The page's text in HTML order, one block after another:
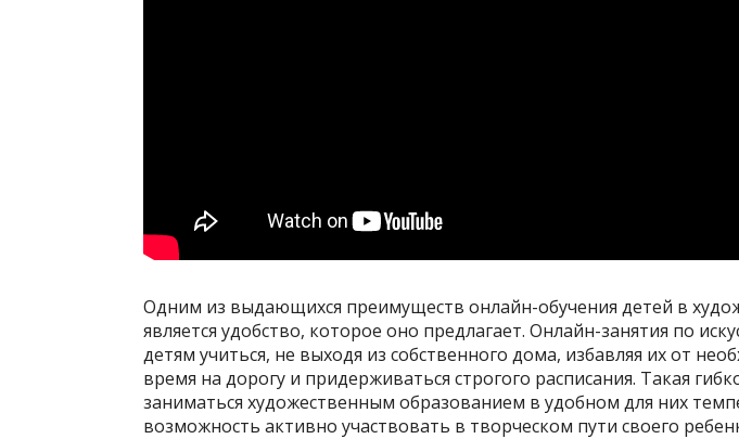
Одним из выдающихся преимуществ онлайн-обучения детей в
является удобство, которое оно предлагает. Онлайн-занятия по
детям учиться, не выходя из собственного дома, избавляя их от
время на дорогу и придерживаться строгого расписания. Такая
заниматься художественным образованием в удобном для них
возможность активно участвовать в творческом пути своего